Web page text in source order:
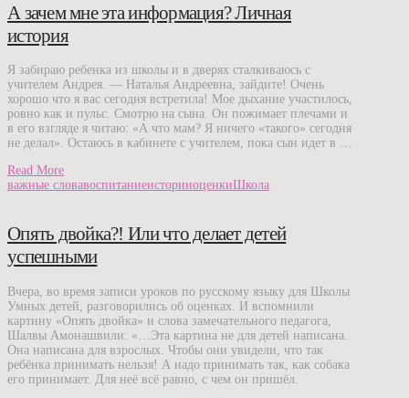
А зачем мне эта информация? Личная
история
Я забираю ребенка из школы и в дверях сталкиваюсь с
учителем Андрея. — Наталья Андреевна, зайдите! Очень
хорошо что я вас сегодня встретила! Мое дыхание участилось,
ровно как и пульс. Смотрю на сына. Он пожимает плечами и
в его взгляде я читаю: «А что мам? Я ничего «такого» сегодня
не делал». Остаюсь в кабинете с учителем, пока сын идет в …
Read More
важные словавоспитаниеисторииоценкиШкола
Опять двойка?! Или что делает детей
успешными
Вчера, во время записи уроков по русскому языку для Школы
Умных детей, разговорились об оценках. И вспомнили
картину «Опять двойка» и слова замечательного педагога,
Шалвы Амонашвили: «…Эта картина не для детей написана.
Она написана для взрослых. Чтобы они увидели, что так
ребёнка принимать нельзя! А надо принимать так, как собака
его принимает. Для неё всё равно, с чем он пришёл.